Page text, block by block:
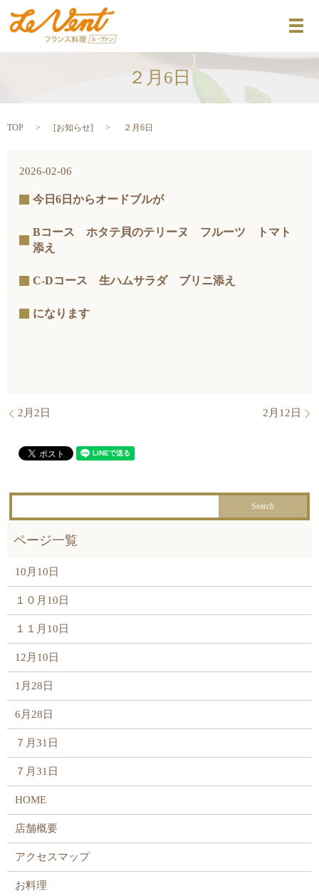
メ
２月6日
TOP [お知らせ] ２月6日
2026-02-06
今日6日からオードブルが
Bコース ホタテ貝のテリーヌ フルーツ トマト
添え
C-Dコース 生ハムサラダ ブリニ添え
になります
2月2日 2月12日
10月10日
１０月10日
１１月10日
12月10日
1月28日
6月28日
７月31日
７月31日
HOME
店舗概要
アクセスマップ
お料理